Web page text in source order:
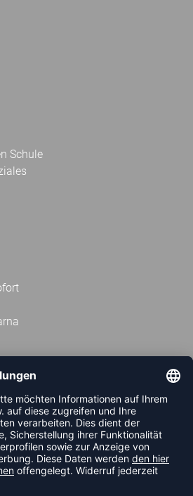
Schule
KOSTENLOSEN
UND VERPASSE KEINE
MEHR.
ANMELDEN